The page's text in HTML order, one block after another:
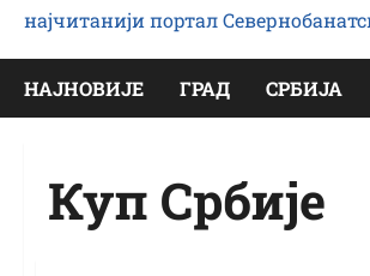
најчитанији портал
НАЈНОВИЈЕ ГРАД СРБИЈА
Куп Србије